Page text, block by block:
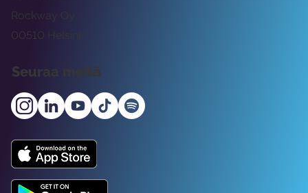
Rockway Oy
00510 Helsinki
Seuraa meitä